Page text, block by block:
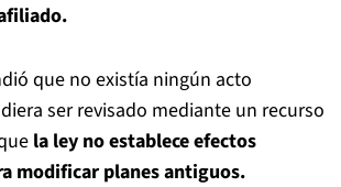
que no existía ningún acto
ser revisado mediante un recurso
la ley no establece efectos
modificar planes antiguos.